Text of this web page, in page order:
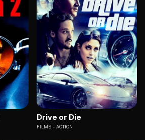
Drive or Die
FILMS ACTION